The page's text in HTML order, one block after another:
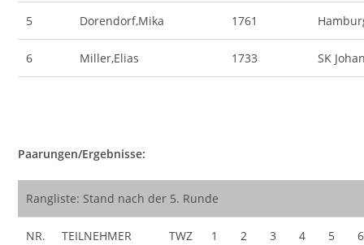
5 Dorendorf,Mika 1761
6 Miller,Elias 1733 SK
Paarungen/Ergebnisse:
Rangliste: Stand nach der 5. Runde
NR. TEILNEHMER TWZ 1 2 3 4 5 6